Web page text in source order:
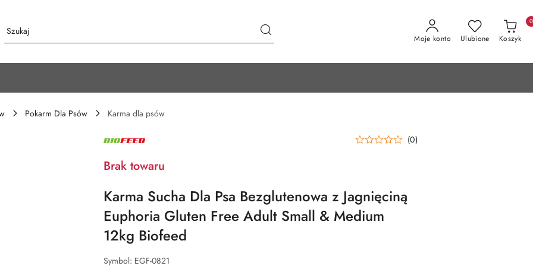
Moje konto Ulubione Koszyk
0
Pokarm Dla Psów
Karma dla psów
NAZWA
PRODUCENTA: (0)
Brak towaru
Karma Sucha Dla Psa Bezglutenowa z Jagnięciną
Euphoria Gluten Free Adult Small & Medium
12kg Biofeed
Symbol: EGF-0821